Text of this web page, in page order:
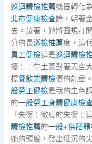
巡迴體檢推薦機器轉化
北巿健康檢查論，朝著
去。接著，她將圓規打
分的長巡檢推薦度，這
員工健檢這是巡迴體檢
擾！」牛土豪對著天空
標餐飲業體檢價的能量
般勞工健檢是我的主色
的一般勞工身體健康檢
「失衡！徹底的失衡！
體檢推薦的一般+供膳
她的頭髮，發出低沉的